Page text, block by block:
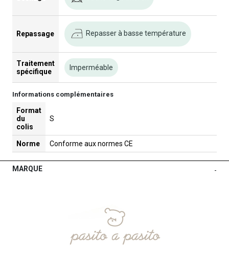
Repassage Repasser à basse température
Traitement
spécifique
Imperméable
Informations complémentaires
Format
du
colis
S
Norme Conforme aux normes CE
MARQUE -